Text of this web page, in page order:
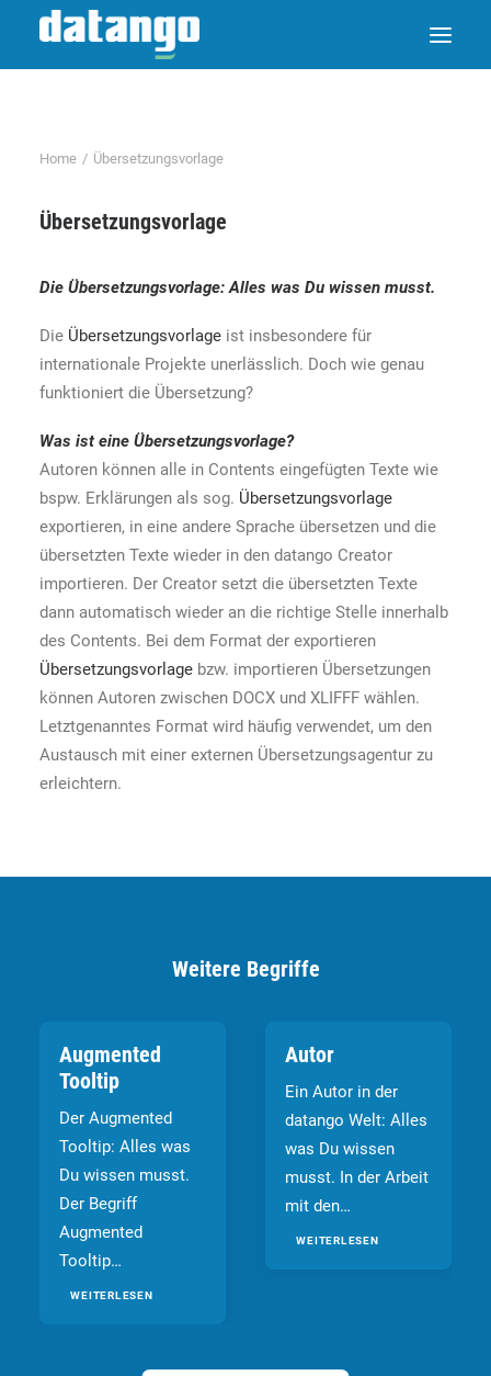
Home Übersetzungsvorlage
Übersetzungsvorlage
Die Übersetzungsvorlage: Alles was Du wissen musst.
Die Übersetzungsvorlage ist insbesondere für
internationale Projekte unerlässlich. Doch wie genau
funktioniert die Übersetzung?
Was ist eine Übersetzungsvorlage?
Autoren können alle in Contents eingefügten Texte wie
bspw. Erklärungen als sog. Übersetzungsvorlage
exportieren, in eine andere Sprache übersetzen und die
übersetzten Texte wieder in den datango Creator
importieren. Der Creator setzt die übersetzten Texte
dann automatisch wieder an die richtige Stelle innerhalb
des Contents. Bei dem Format der exportieren
Übersetzungsvorlage bzw. importieren Übersetzungen
können Autoren zwischen DOCX und XLIFFF wählen.
Letztgenanntes Format wird häufig verwendet, um den
Austausch mit einer externen Übersetzungsagentur zu
erleichtern.
Weitere Begriffe
Augmented
Tooltip
Der Augmented
Tooltip: Alles was
Du wissen musst.
Der Begriff
Augmented
Tooltip…
WEITERLESEN
Autor
Ein Autor in der
datango Welt: Alles
was Du wissen
musst. In der Arbeit
mit den…
WEITERLESEN